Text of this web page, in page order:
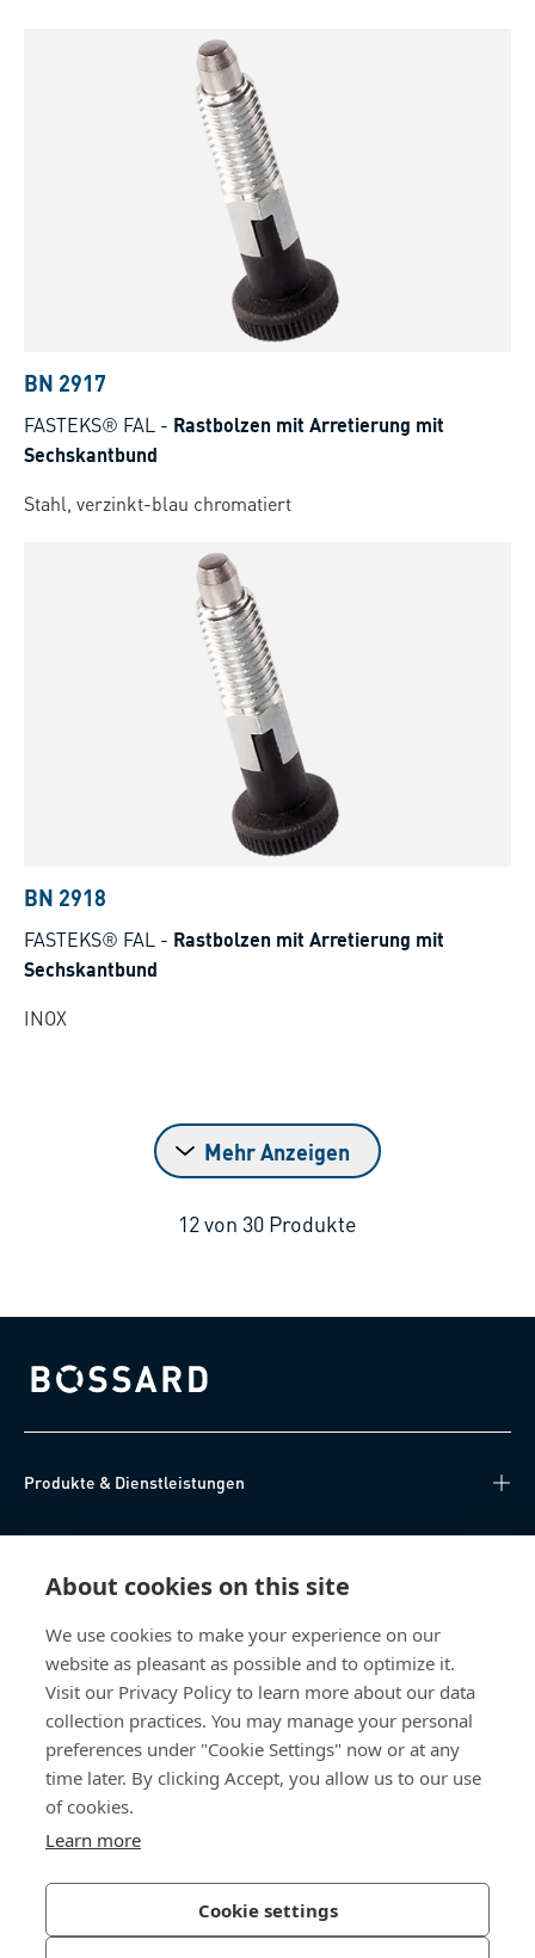
About cookies on this site
We use cookies to make your experience on our
website as pleasant as possible and to optimize it.
Visit our Privacy Policy to learn more about our data
collection practices. You may manage your personal
preferences under "Cookie Settings" now or at any
time later. By clicking Accept, you allow us to our use
of cookies.
Learn more
Cookie settings
BN 2917
FASTEKS® FAL - Rastbolzen mit Arretierung mit
Sechskantbund
Stahl, verzinkt-blau chromatiert
BN 2918
FASTEKS® FAL - Rastbolzen mit Arretierung mit
Sechskantbund
INOX
Mehr Anzeigen
12von 30 Produkte
Bossard homepage
Produkte & Dienstleistungen
Wissen
Über uns
Bossard Deutschland
Max-Eyth-Str. 14
89186 Illerrieden